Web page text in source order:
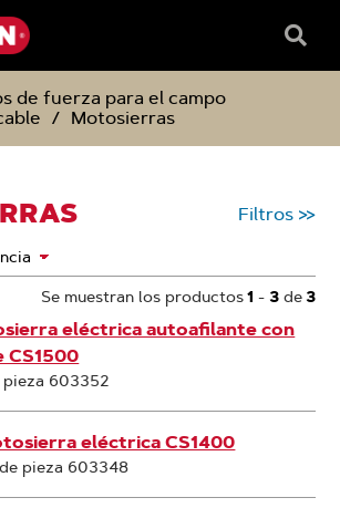
de
de fuerza para el campo
Motosierras
Filtros >>
Se muestran los productos1 - 3de3
eléctrica autoafilante con
CS1500
pieza 603352
eléctrica CS1400
de pieza 603348